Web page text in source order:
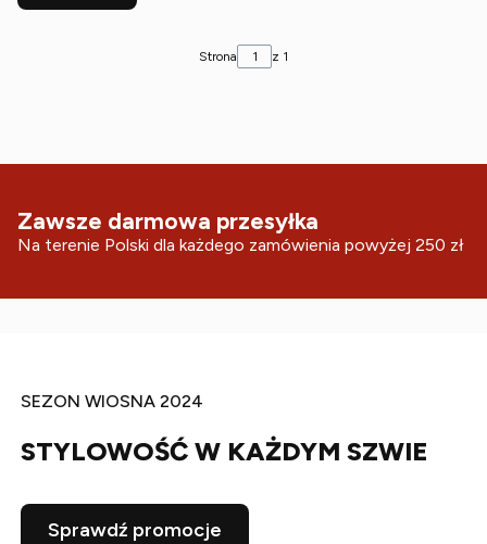
Strona z 1
Zawsze darmowa przesyłka
Na terenie Polski dla każdego zamówienia powyżej 250 zł
SEZON WIOSNA 2024
STYLOWOŚĆ W KAŻDYM SZWIE
Sprawdź promocje